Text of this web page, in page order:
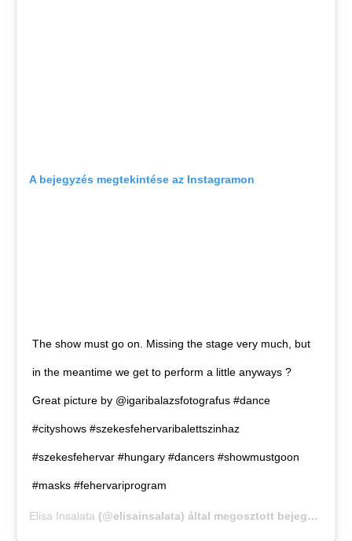
A bejegyzés megtekintése az Instagramon
The show must go on. Missing the stage very much, but
in the meantime we get to perform a little anyways ?
Great picture by @igaribalazsfotografus #dance
#cityshows #szekesfehervaribalettszinhaz
#szekesfehervar #hungary #dancers #showmustgoon
#masks #fehervariprogram
Elisa Insalata (@elisainsalata) által megosztott bejegyzés,